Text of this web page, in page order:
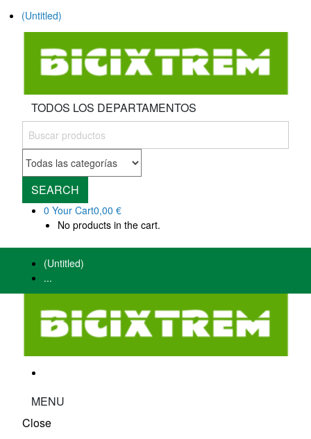
(Untitled)
TODOS LOS DEPARTAMENTOS
SEARCH
0 Your Cart0,00 €
No products in the cart.
(Untitled)
...
MENU
Close